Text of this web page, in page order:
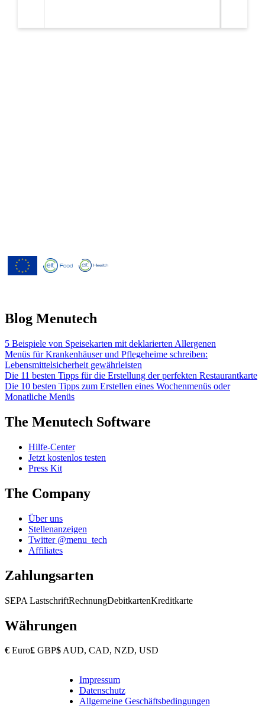
Blog Menutech
5 Beispiele von Speisekarten mit deklarierten Allergenen
Menüs für Krankenhäuser und Pflegeheime schreiben:
Lebensmittelsicherheit gewährleisten
Die 11 besten Tipps für die Erstellung der perfekten Restaurantkarte
Die 10 besten Tipps zum Erstellen eines Wochenmenüs oder
Monatliche Menüs
The Menutech Software
Hilfe-Center
Jetzt kostenlos testen
Press Kit
The Company
Über uns
Stellenanzeigen
Twitter @menu_tech
Affiliates
Zahlungsarten
SEPA LastschriftRechnungDebitkartenKreditkarte
Währungen
€ Euro£ GBP$AUD, CAD, NZD, USD
Copyright
Footer
Impressum
Datenschutz
Allgemeine Geschäftsbedingungen